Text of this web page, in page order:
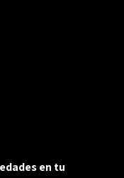
en tu